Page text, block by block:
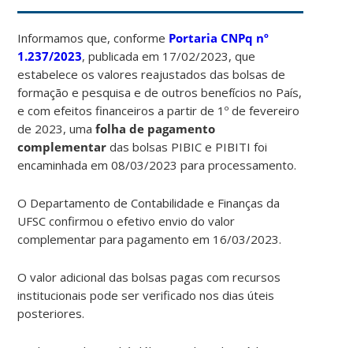
Informamos que, conforme Portaria CNPq nº
1.237/2023, publicada em 17/02/2023, que
estabelece os valores reajustados das bolsas de
formação e pesquisa e de outros benefícios no País,
e com efeitos financeiros a partir de 1º de fevereiro
de 2023, umafolha de pagamento
complementar das bolsas PIBIC e PIBITI foi
encaminhada em 08/03/2023 para processamento.
O Departamento de Contabilidade e Finanças da
UFSC confirmou o efetivo envio do valor
complementar para pagamento em 16/03/2023.
O valor adicional das bolsas pagas com recursos
institucionais pode ser verificado nos dias úteis
posteriores.